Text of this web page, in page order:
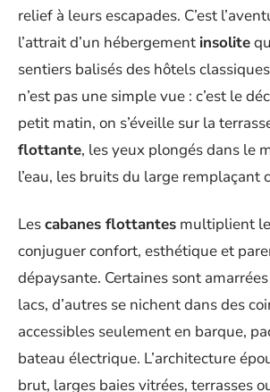
relief à leurs escapades. C’est
l’attrait d’un hébergement insolite
sentiers balisés des hôtels
n’est pas une simple vue : c’est le
petit matin, on s’éveille sur la
flottante, les yeux plongés dans le
l’eau, les bruits du large remplaçant
Lescabanes flottantes multiplient
conjuguer confort, esthétique et
dépaysante. Certaines sont
lacs, d’autres se nichent dans des
accessibles seulement en barque,
bateau électrique. L’architecture
brut, larges baies vitrées, terrasses